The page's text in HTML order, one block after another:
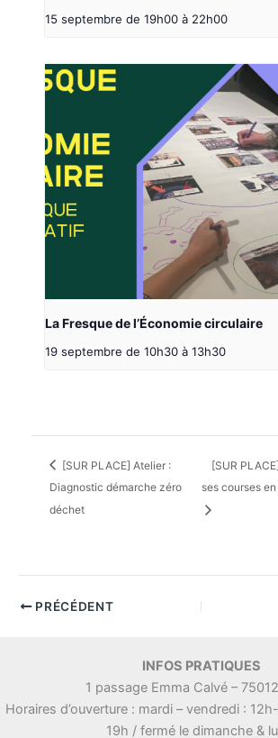
15 septembre de 19h00 à 22h00
La Fresque de l’Économie circulaire
19 septembre de 10h30 à 13h30
[SUR PLACE] Atelier :
Diagnostic démarche zéro
déchet
[SUR
ses courses
PRÉCÉDENT
INFOS PRATIQUES
1 passage Emma Calvé –
Horaires d’ouverture : mardi – vendredi :
19h / fermé le dimanche &